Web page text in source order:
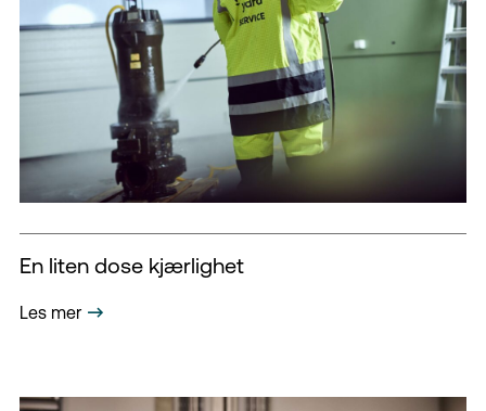
En liten dose kjærlighet
Les mer